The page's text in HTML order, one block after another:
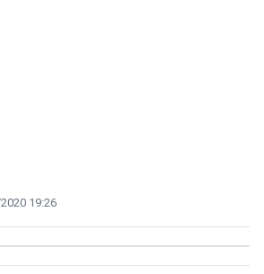
19:26